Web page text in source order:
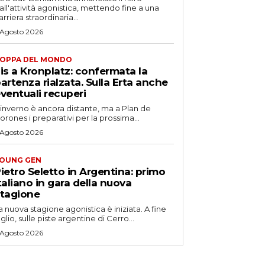
agonistica, mettendo fine a una
straordinaria...
2026
DEL MONDO
a Kronplatz: confermata la
rialzata. Sulla Erta anche
recuperi
è ancora distante, ma a Plan de
i preparativi per la prossima...
2026
GEN
Seletto in Argentina: primo
in gara della nuova
nuova stagione agonistica è iniziata. A fine
sulle piste argentine di Cerro...
2026